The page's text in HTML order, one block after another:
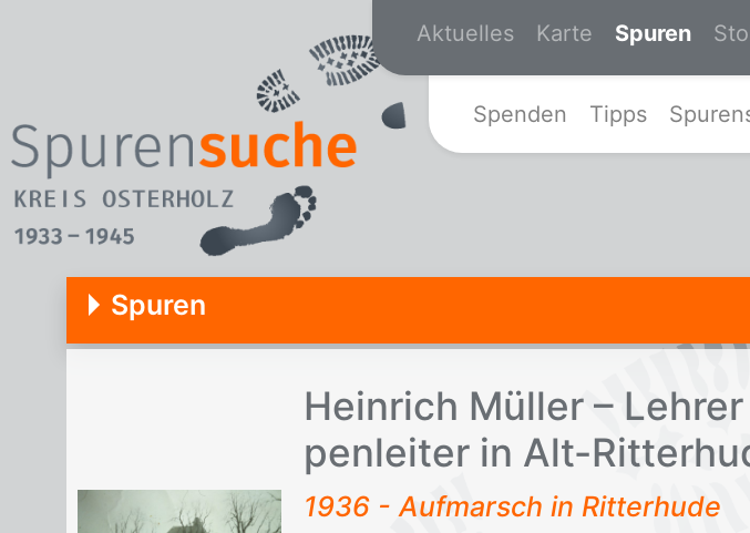
Zur Startseite
Aktuelles Karte Spuren
Spenden Tipps
Spuren
Hein­rich Mül­ler –
pen­lei­ter in Alt-
1936 - Auf­marsch in Rit­ter­hu­de